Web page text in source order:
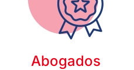
Abogados